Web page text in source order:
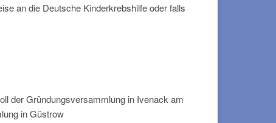
an die Deutsche Kinderkrebshilfe oder falls
der Gründungsversammlung in Ivenack am
in Güstrow